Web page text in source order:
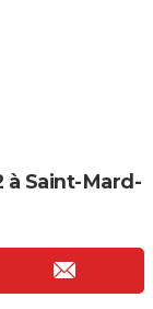
à Saint-Mard-